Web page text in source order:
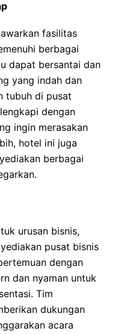
fasilitas
berbagai
dapat bersantai dan
yang indah dan
tubuh di pusat
dengan
ingin merasakan
hotel ini juga
berbagai
urusan bisnis,
pusat bisnis
dengan
dan nyaman untuk
Tim
dukungan
acara